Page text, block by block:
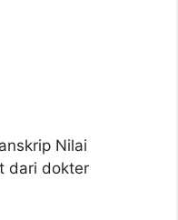
Nilai
dari dokter